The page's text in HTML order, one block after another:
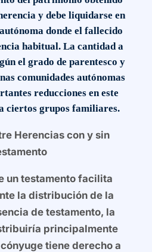
y debe liquidarse en
donde el fallecido
habitual. La cantidad a
el grado de parentesco y
comunidades autónomas
reducciones en este
ciertos grupos familiares.
Herencias con y sin
un testamento facilita
la distribución de la
de testamento, la
principalmente
tiene derecho a